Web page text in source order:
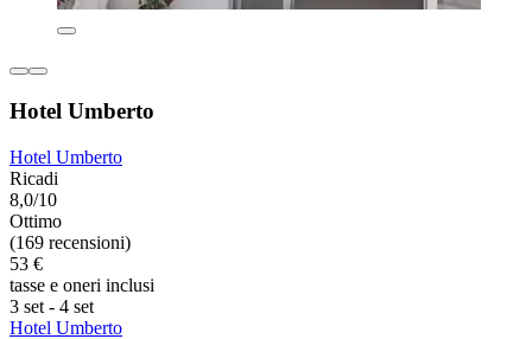
Hotel Umberto
Hotel Umberto
Ricadi
8,0/10
Ottimo
(169 recensioni)
53 €
tasse e oneri inclusi
3 set - 4 set
Hotel Umberto